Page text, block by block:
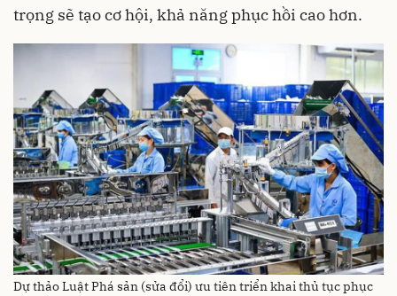
trọng sẽ tạo cơ hội, khả năng phục hồi cao hơn.
Dự thảo Luật Phá sản (sửa đổi) ưu tiên triển khai thủ tục phục